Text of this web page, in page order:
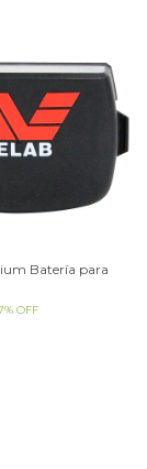
Batería para
% OFF